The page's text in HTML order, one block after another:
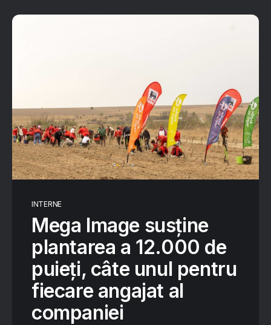
INTERNE
Mega Image susține
plantarea a 12.000 de
puieți, câte unul pentru
fiecare angajat al
companiei